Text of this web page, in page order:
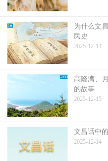
为什么文
民史
2025-12-14
高隆湾、
的故事
2025-12-15
文昌话中
2025-12-14